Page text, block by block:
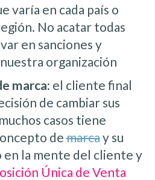
varía en cada país o
No acatar todas
en sanciones y
organización
marca: el cliente final
de cambiar sus
casos tiene
demarcay su
en la mente del cliente y
Única de Venta